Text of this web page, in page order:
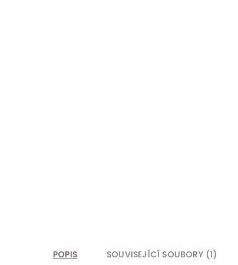
POPIS SOUVISEJÍCÍ SOUBORY (1)